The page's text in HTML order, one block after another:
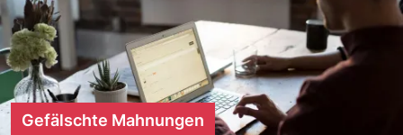
Gefälschte Mahnungen